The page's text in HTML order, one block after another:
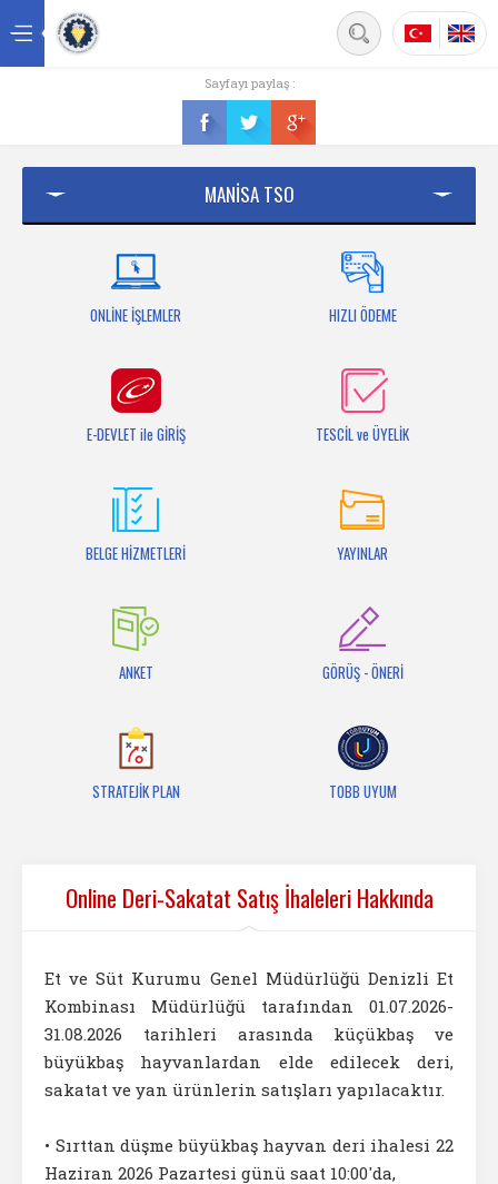
Üyelik
Bilgi Bankası
Sayfayı paylaş :
MANİSA TSO
ONLİNE İŞLEMLER HIZLI ÖDEME
E-DEVLET ile GİRİŞ TESCİL ve ÜYELİK
BELGE HİZMETLERİ YAYINLAR
ANKET GÖRÜŞ - ÖNERİ
STRATEJİK PLAN TOBB UYUM
Online Deri-Sakatat Satış İhaleleri Hakkında
Et ve Süt Kurumu Genel Müdürlüğü Denizli Et
Kombinası Müdürlüğü tarafından 01.07.2026-
31.08.2026 tarihleri arasında küçükbaş ve
büyükbaş hayvanlardan elde edilecek deri,
sakatat ve yan ürünlerin satışları yapılacaktır.
• Sırttan düşme büyükbaş hayvan deri ihalesi 22
Haziran 2026 Pazartesi günü saat 10:00'da,